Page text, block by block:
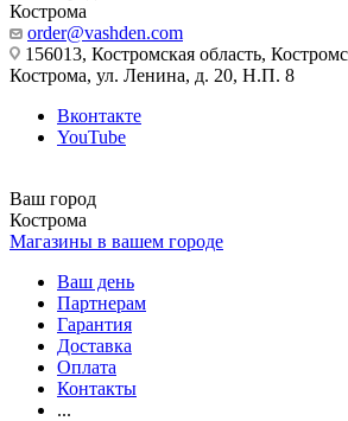
Кострома
order@vashden.com
156013, Костромская область,
Кострома, ул. Ленина, д. 20, Н.П. 8
Вконтакте
YouTube
Ваш город
Кострома
Магазины в вашем городе
Ваш день
Партнерам
Гарантия
Доставка
Оплата
Контакты
...